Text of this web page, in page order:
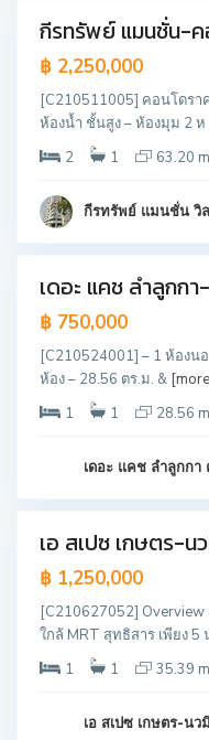
กีรทรัพย์ แมนชั่น-ค
฿ 2,250,000
[C210511005] คอนโดรา
ห้องน้ำ ชั้นสูง – ห้องมุม 2 ห
2
1 63.20 m
กีรทรัพย์ แมนชั่น วิ
ลู
ก
ก
า
เดอะ แคช ลำลูกกา
฿ 750,000
[C210524001] – 1 ห้องน
ห้อง – 28.56 ตร.ม. &
1
1 28.56 m
เดอะ แคช ลำลูกกา
ล
า
ว
เอ สเปซ เกษตร-น
฿ 1,250,000
[C210627052]
ใกล้ MRT สุทธิสาร เพียง 5
1
1 35.39 m
เอ สเปซ เกษตร-น
ห้
ว